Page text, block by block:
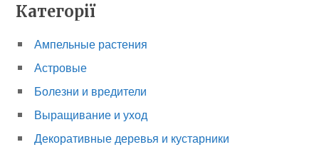
Категорії
Ампельные растения
Астровые
Болезни и вредители
Выращивание и уход
Декоративные деревья и кустарники